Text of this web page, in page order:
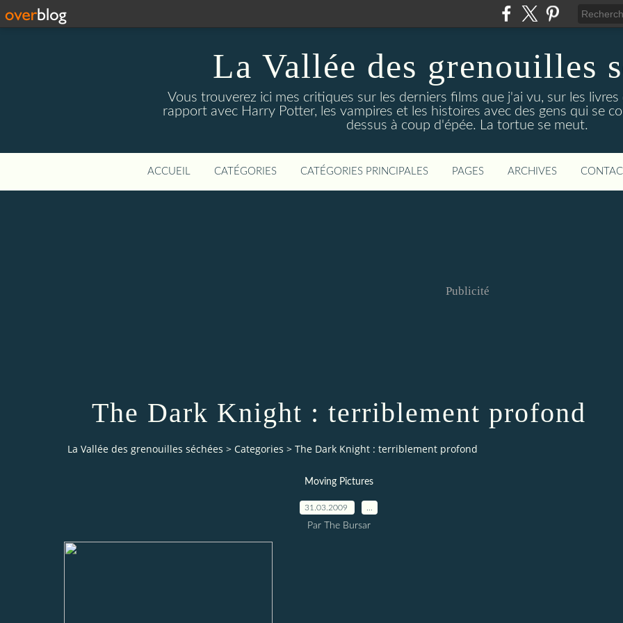
La Vallée des grenouilles
Vous trouverez ici mes critiques sur les derniers films que j'ai vu, sur les livres
rapport avec Harry Potter, les vampires et les histoires avec des gens qui se
dessus à coup d'épée. La tortue se meut.
ACCUEIL CATÉGORIES CATÉGORIES PRINCIPALES PAGES ARCHIVES
Publicité
The Dark Knight : terriblement profond
La Vallée des grenouilles séchées > Categories > The Dark Knight : terriblement profond
Moving Pictures
31.03.2009
Par The Bursar